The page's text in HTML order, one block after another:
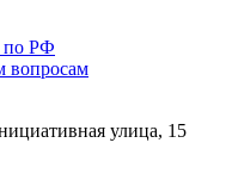
по РФ
вопросам
улица, 15